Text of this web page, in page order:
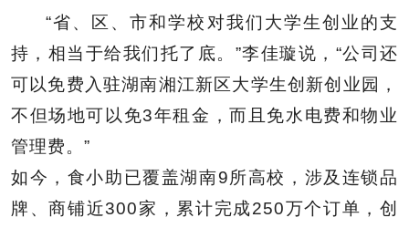
“省、区、市和学校对我们大学生创业的支
持，相当于给我们托了底。”李佳璇说，“公司还
可以免费入驻湖南湘江新区大学生创新创业园，
不但场地可以免3年租金，而且免水电费和物业
管理费。”
如今，食小助已覆盖湖南9所高校，涉及连锁品
牌、商铺近300家，累计完成250万个订单，创